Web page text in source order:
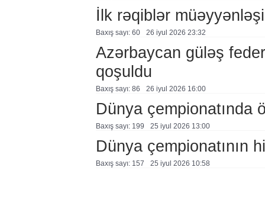
İlk rəqiblər
Baxış sayı: 60 26 i̇yul 2026 23:32
Azərbaycan güləş
qoşuldu
Baxış sayı: 86 26 i̇yul 2026 16:00
Dünya çempionatında
Baxış sayı: 199 25 i̇yul 2026 13:00
Dünya çempionatının
Baxış sayı: 157 25 i̇yul 2026 10:58